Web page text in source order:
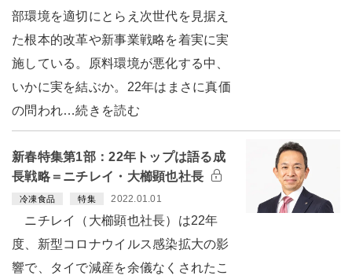
部環境を適切にとらえ次世代を見据え
た根本的改革や新事業戦略を着実に実
施している。原料環境が悪化する中、
いかに実を結ぶか。22年はまさに真価
の問われ…続きを読む
新春特集第1部：22年トップは語る成
長戦略＝ニチレイ・大櫛顕也社長
冷凍食品 特集 2022.01.01
ニチレイ（大櫛顕也社長）は22年
度、新型コロナウイルス感染拡大の影
響で、タイで減産を余儀なくされたこ